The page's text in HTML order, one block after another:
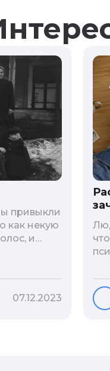
привыкли
как некую
и
о судьбе
07.12.2023